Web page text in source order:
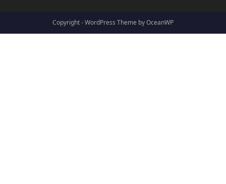
Copyright - WordPress Theme by OceanWP